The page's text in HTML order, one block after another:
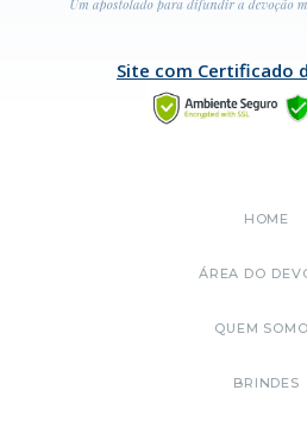
Site com Certificado
HOME
ÁREA DO
QUEM
BRINDES